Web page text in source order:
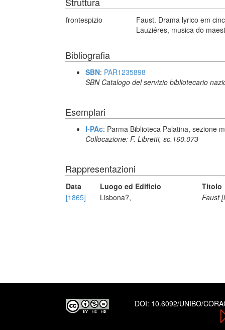
frontespizio
Faust. Drama lyrico em
Lauziéres, musica do
Bibliografia
SBN: PAR1235898
SBN Catalogo del servizio bibliotecario
Esemplari
I-PAc: Parma Biblioteca Palatina, sezione
Collocazione: F. Libretti, sc.160.073
Rappresentazioni
Data Luogo ed Edificio
Titolo
[1865]
Lisbona?, Faust
DOI: 10.6092/UNIBO/